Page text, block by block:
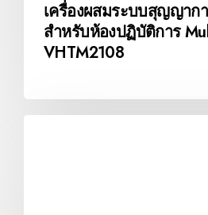
เครื่องผสมระบบสุญญาก
สำหรับห้องปฏิบัติการ
VHTM2108